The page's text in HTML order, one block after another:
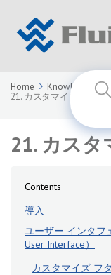
Home Knowledge Base
21. カスタマイズ
21. カスタ
Contents
導入
ユーザー インタフ
User Interface）
カスタマイズ フ